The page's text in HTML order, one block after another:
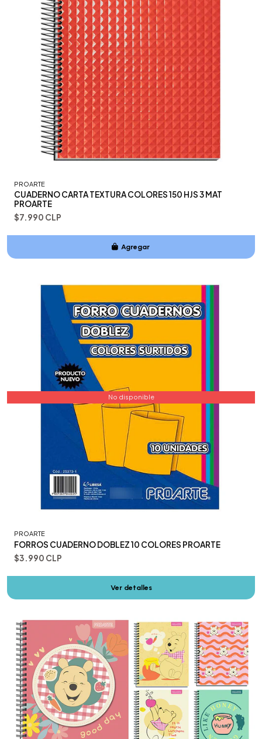
PROARTE
CUADERNO CARTA TEXTURA COLORES 150 HJS 3 MAT
PROARTE
$7.990 CLP
Agregar
No disponible
PROARTE
FORROS CUADERNO DOBLEZ 10 COLORES PROARTE
$3.990 CLP
Ver detalles